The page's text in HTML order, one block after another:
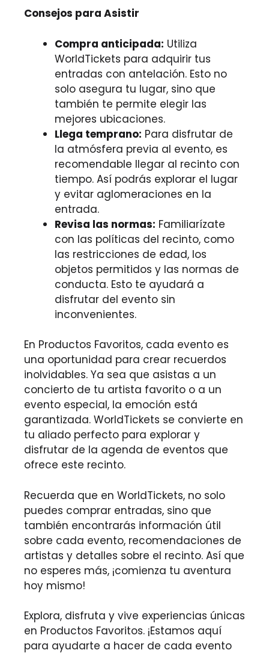
Consejos para Asistir
Compra anticipada: Utiliza
WorldTickets para adquirir tus
entradas con antelación. Esto no
solo asegura tu lugar, sino que
también te permite elegir las
mejores ubicaciones.
Llega temprano: Para disfrutar de
la atmósfera previa al evento, es
recomendable llegar al recinto con
tiempo. Así podrás explorar el lugar
y evitar aglomeraciones en la
entrada.
Revisa las normas: Familiarízate
con las políticas del recinto, como
las restricciones de edad, los
objetos permitidos y las normas de
conducta. Esto te ayudará a
disfrutar del evento sin
inconvenientes.
En Productos Favoritos, cada evento es
una oportunidad para crear recuerdos
inolvidables. Ya sea que asistas a un
concierto de tu artista favorito o a un
evento especial, la emoción está
garantizada. WorldTickets se convierte en
tu aliado perfecto para explorar y
disfrutar de la agenda de eventos que
ofrece este recinto.
Recuerda que en WorldTickets, no solo
puedes comprar entradas, sino que
también encontrarás información útil
sobre cada evento, recomendaciones de
artistas y detalles sobre el recinto. Así que
no esperes más, ¡comienza tu aventura
hoy mismo!
Explora, disfruta y vive experiencias únicas
en Productos Favoritos. ¡Estamos aquí
para ayudarte a hacer de cada evento